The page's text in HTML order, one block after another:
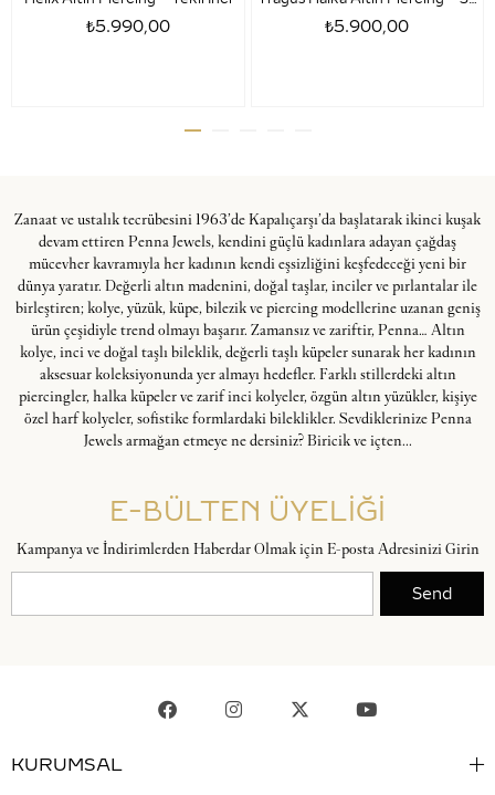
₺5.990,00 ₺5.900,00
Zanaat ve ustalık tecrübesini 1963’de Kapalıçarşı’da başlatarak ikinci kuşak
devam ettiren Penna Jewels, kendini güçlü kadınlara adayan çağdaş
mücevher kavramıyla her kadının kendi eşsizliğini keşfedeceği yeni bir
dünya yaratır. Değerli altın madenini, doğal taşlar, inciler ve pırlantalar ile
birleştiren; kolye, yüzük, küpe, bilezik ve piercing modellerine uzanan geniş
ürün çeşidiyle trend olmayı başarır. Zamansız ve zariftir, Penna… Altın
kolye, inci ve doğal taşlı bileklik, değerli taşlı küpeler sunarak her kadının
aksesuar koleksiyonunda yer almayı hedefler. Farklı stillerdeki altın
piercingler, halka küpeler ve zarif inci kolyeler, özgün altın yüzükler, kişiye
özel harf kolyeler, sofistike formlardaki bileklikler. Sevdiklerinize Penna
Jewels armağan etmeye ne dersiniz? Biricik ve içten...
E-BÜLTEN ÜYELİĞİ
Kampanya ve İndirimlerden Haberdar Olmak için E-posta Adresinizi Girin
Send
KURUMSAL